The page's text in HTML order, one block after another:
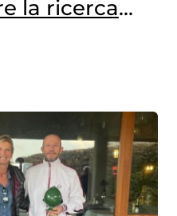
la ricerca
tumori